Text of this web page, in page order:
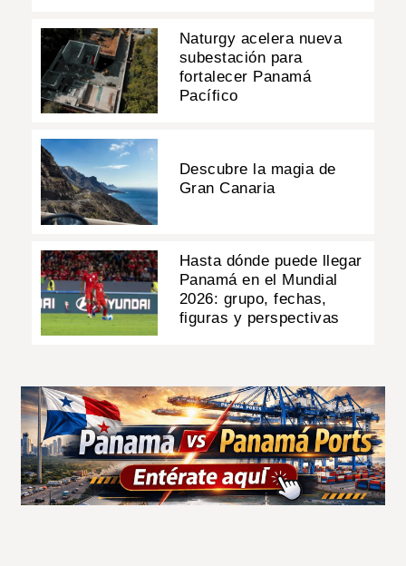
Naturgy acelera nueva
subestación para
fortalecer Panamá
Pacífico
Descubre la magia de
Gran Canaria
Hasta dónde puede llegar
Panamá en el Mundial
2026: grupo, fechas,
figuras y perspectivas